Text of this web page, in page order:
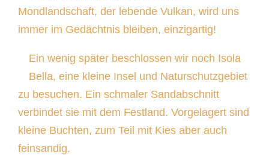
Mondlandschaft, der lebende Vulkan, wird uns
immer im Gedächtnis bleiben, einzigartig!
Ein wenig später beschlossen wir noch Isola
Bella, eine kleine Insel und Naturschutzgebiet
zu besuchen. Ein schmaler Sandabschnitt
verbindet sie mit dem Festland. Vorgelagert sind
kleine Buchten, zum Teil mit Kies aber auch
feinsandig.